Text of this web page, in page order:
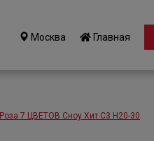
Москва Главная
Роза 7 ЦВЕТОВ Сноу Хит C3 H20-30